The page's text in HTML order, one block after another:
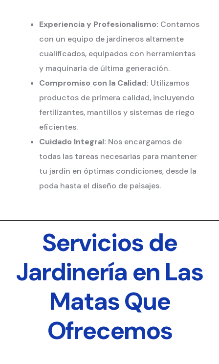
Experiencia y Profesionalismo: Contamos
con un equipo de jardineros altamente
cualificados, equipados con herramientas
y maquinaria de última generación.
Compromiso con la Calidad: Utilizamos
productos de primera calidad, incluyendo
fertilizantes, mantillos y sistemas de riego
eficientes.
Cuidado Integral: Nos encargamos de
todas las tareas necesarias para mantener
tu jardín en óptimas condiciones, desde la
poda hasta el diseño de paisajes.
Servicios de
Jardinería en Las
Matas Que
Ofrecemos